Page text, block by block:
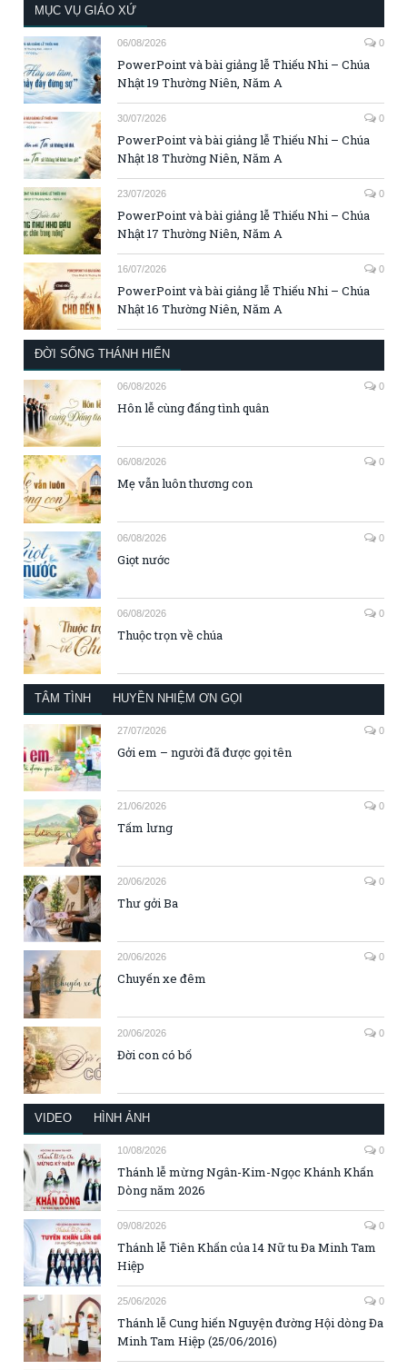
MỤC VỤ GIÁO XỨ
06/08/2026 0
PowerPoint và bài giảng lễ Thiếu Nhi – Chúa
Nhật 19 Thường Niên, Năm A
30/07/2026 0
PowerPoint và bài giảng lễ Thiếu Nhi – Chúa
Nhật 18 Thường Niên, Năm A
23/07/2026 0
PowerPoint và bài giảng lễ Thiếu Nhi – Chúa
Nhật 17 Thường Niên, Năm A
16/07/2026 0
PowerPoint và bài giảng lễ Thiếu Nhi – Chúa
Nhật 16 Thường Niên, Năm A
ĐỜI SỐNG THÁNH HIẾN
06/08/2026 0
Hôn lễ cùng đấng tình quân
06/08/2026 0
Mẹ vẫn luôn thương con
06/08/2026 0
Giọt nước
06/08/2026 0
Thuộc trọn về chúa
TÂM TÌNH HUYỀN NHIỆM ƠN GỌI
27/07/2026 0
Gởi em – người đã được gọi tên
21/06/2026 0
Tấm lưng
20/06/2026 0
Thư gởi Ba
20/06/2026 0
Chuyến xe đêm
20/06/2026 0
Đời con có bố
VIDEO HÌNH ẢNH
10/08/2026 0
Thánh lễ mừng Ngân-Kim-Ngọc Khánh Khấn
Dòng năm 2026
09/08/2026 0
Thánh lễ Tiên Khấn của 14 Nữ tu Đa Minh Tam
Hiệp
25/06/2026 0
Thánh lễ Cung hiến Nguyện đường Hội dòng Đa
Minh Tam Hiệp (25/06/2016)